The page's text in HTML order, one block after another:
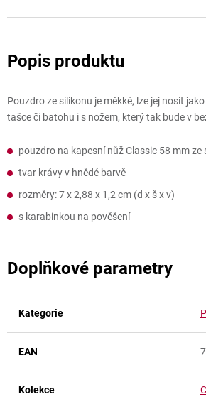
Pouzdro ze silikonu je měkké, lze jej nosit
tašce či batohu i s nožem, který tak bude v
pouzdro na kapesní nůž Classic 58 mm ze
tvar krávy v hnědé barvě
rozměry: 7 x 2,88 x 1,2 cm (d x š x v)
s karabinkou na pověšení
Doplňkové parametry
Kategorie
EAN
Kolekce